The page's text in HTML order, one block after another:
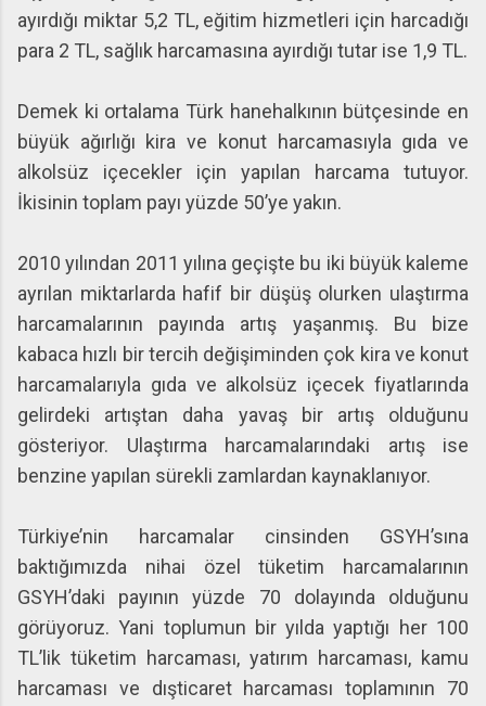
ayırdığı miktar 5,2 TL, eğitim hizmetleri için harcadığı
para 2 TL, sağlık harcamasına ayırdığı tutar ise 1,9 TL.
Demek ki ortalama Türk hanehalkının bütçesinde en
büyük ağırlığı kira ve konut harcamasıyla gıda ve
alkolsüz içecekler için yapılan harcama tutuyor.
İkisinin toplam payı yüzde 50’ye yakın.
2010 yılından 2011 yılına geçişte bu iki büyük kaleme
ayrılan miktarlarda hafif bir düşüş olurken ulaştırma
harcamalarının payında artış yaşanmış. Bu bize
kabaca hızlı bir tercih değişiminden çok kira ve konut
harcamalarıyla gıda ve alkolsüz içecek fiyatlarında
gelirdeki artıştan daha yavaş bir artış olduğunu
gösteriyor. Ulaştırma harcamalarındaki artış ise
benzine yapılan sürekli zamlardan kaynaklanıyor.
Türkiye’nin harcamalar cinsinden GSYH’sına
baktığımızda nihai özel tüketim harcamalarının
GSYH’daki payının yüzde 70 dolayında olduğunu
görüyoruz. Yani toplumun bir yılda yaptığı her 100
TL’lik tüketim harcaması, yatırım harcaması, kamu
harcaması ve dışticaret harcaması toplamının 70